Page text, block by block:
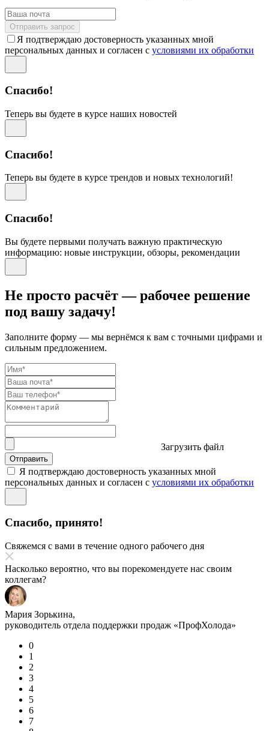
Отправить запрос
Я подтверждаю достоверность указанных мной
персональных данных и согласен с условиями их обработки
Спасибо!
Теперь вы будете в курсе наших новостей
Спасибо!
Теперь вы будете в курсе трендов и новых технологий!
Спасибо!
Вы будете первыми получать важную практическую
информацию: новые инструкции, обзоры, рекомендации
Не просто расчёт — рабочее решение
под вашу задачу!
Заполните форму — мы вернёмся к вам с точными цифрами и
сильным предложением.
Загрузить файл
Отправить
Я подтверждаю достоверность указанных мной
персональных данных и согласен с условиями их обработки
Спасибо, принято!
Свяжемся с вами в течение одного рабочего дня
Насколько вероятно, что вы порекомендуете нас своим
коллегам?
Мария Зорькина,
руководитель отдела поддержки продаж «ПрофХолода»
0
1
2
3
4
5
6
7